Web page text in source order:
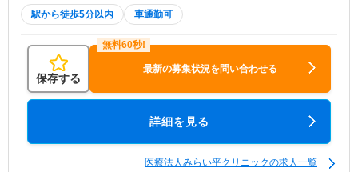
駅から徒歩5分以内 車通勤可
保存する
最新の募集状況を問い合わせる
詳細を見る
医療法人みらい平クリニックの求人一覧